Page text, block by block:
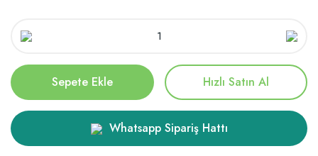
Sepete Ekle Hızlı Satın Al
Whatsapp Sipariş Hattı